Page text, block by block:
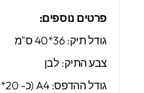
פרטים נוספים:
גודל תיק: 36*40 ס"מ
צבע התיק: לבן
גודל ההדפס: A4 (כ- 20*29 ס"מ)